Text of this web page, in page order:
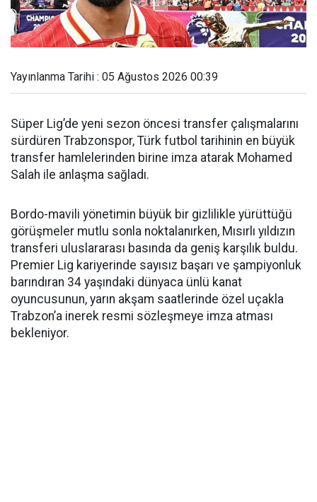
Yayınlanma Tarihi : 05 Ağustos 2026 00:39
Süper Lig’de yeni sezon öncesi transfer çalışmalarını
sürdüren Trabzonspor, Türk futbol tarihinin en büyük
transfer hamlelerinden birine imza atarak Mohamed
Salah ile anlaşma sağladı.
Bordo-mavili yönetimin büyük bir gizlilikle yürüttüğü
görüşmeler mutlu sonla noktalanırken, Mısırlı yıldızın
transferi uluslararası basında da geniş karşılık buldu.
Premier Lig kariyerinde sayısız başarı ve şampiyonluk
barındıran 34 yaşındaki dünyaca ünlü kanat
oyuncusunun, yarın akşam saatlerinde özel uçakla
Trabzon’a inerek resmi sözleşmeye imza atması
bekleniyor.